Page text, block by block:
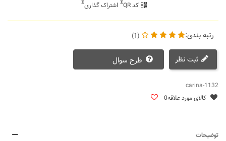
کد QR اشتراک گذاری
رتبه بندی: (1)
ثبت نظر طرح سوال
carina-1132
کالای مورد علاقه0
توضیحات